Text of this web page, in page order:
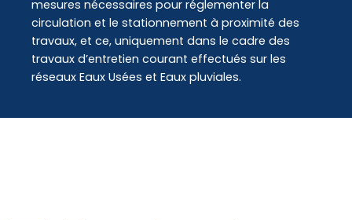
mesures nécessaires pour réglementer la
circulation et le stationnement à proximité des
travaux, et ce, uniquement dans le cadre des
travaux d’entretien courant effectués sur les
réseaux Eaux Usées et Eaux pluviales.